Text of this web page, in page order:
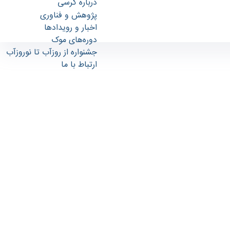
پژوهش و فناوری
اخبار و رویدادها
دوره‌های موک
جشنواره از روزآب تا نوروزآب
ارتباط با ما